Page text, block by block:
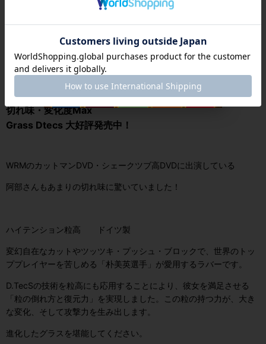
切れ味・変化度Max
Grass Dtecs 大好評発売中！
WRMのカットマンDVD・シェークツブ高DVDに出演している
阿部さんもあまりの切れ味に驚いていました！
ハイテンション粒高 ドイツ製
変幻自在なカットやツッツキ・プッシュ・ブロックで、世界のトッ
ププレイヤーを苦しめる「朴美英選手」が愛用するラバーです。
D.TecSの技術を粒高にも応用することにより、彼女を満足させる
「粒の倒れ方と復元力」を実現しました。この粒の持つ力が、大き
な変化、そして攻撃力を生み出します。
進化したグラスを堪能してください。